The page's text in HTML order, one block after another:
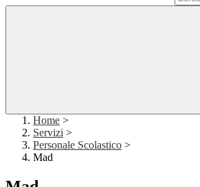
Home >
Servizi >
Personale Scolastico >
Mad